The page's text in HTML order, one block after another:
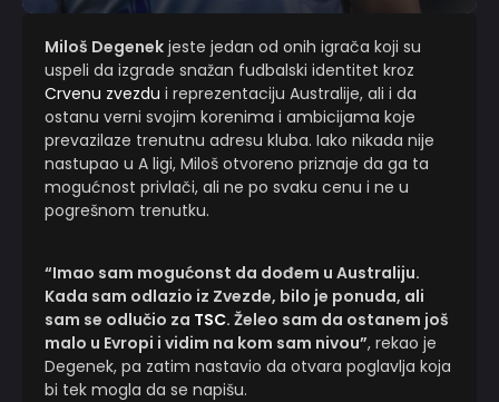
Miloš Degenek jeste jedan od onih igrača koji su
uspeli da izgrade snažan fudbalski identitet kroz
Crvenu zvezdu i reprezentaciju Australije, ali i da
ostanu verni svojim korenima i ambicijama koje
prevazilaze trenutnu adresu kluba. Iako nikada nije
nastupao u A ligi, Miloš otvoreno priznaje da ga ta
mogućnost privlači, ali ne po svaku cenu i ne u
pogrešnom trenutku.
“Imao sam mogućonst da dođem u Australiju.
Kada sam odlazio iz Zvezde, bilo je ponuda, ali
sam se odlučio za TSC. Želeo sam da ostanem još
malo u Evropi i vidim na kom sam nivou”, rekao je
Degenek, pa zatim nastavio da otvara poglavlja koja
bi tek mogla da se napišu.